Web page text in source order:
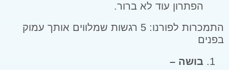
הפתרון עוד לא ברור.
התמכרות לפורנו: 5 רגשות שמלווים אותך עמוק
בפנים
בושה –